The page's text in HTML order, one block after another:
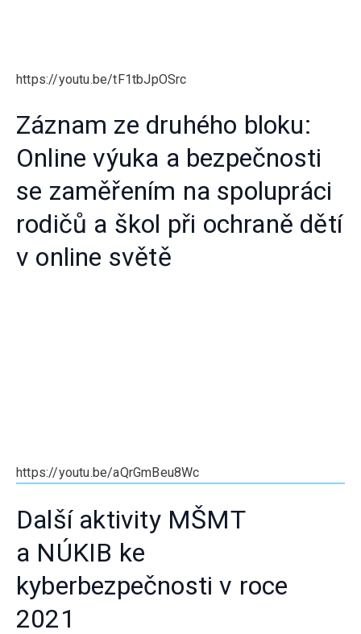
https://youtu.be/tF1tbJpOSrc
Záznam ze druhého bloku:
Online výuka a bezpečnosti
se zaměřením na spolupráci
rodičů a škol při ochraně dětí
v online světě
https://youtu.be/aQrGmBeu8Wc
Další aktivity MŠMT
a NÚKIB ke
kyberbezpečnosti v roce
2021